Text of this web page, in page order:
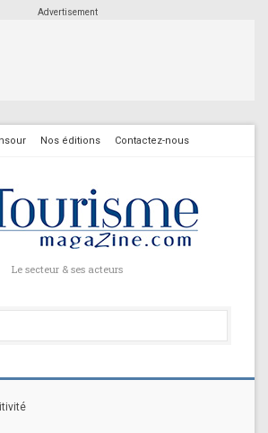
Advertisement
Nos éditions Contactez-nous
Le secteur & ses acteurs